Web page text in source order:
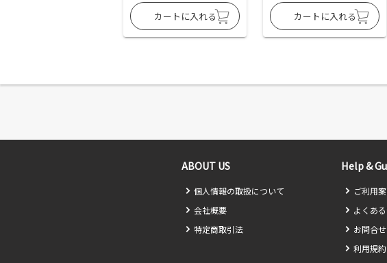
ABOUT US
個人情報の取扱について
会社概要
特定商取引法
Help &
ご利用
よくあ
お問合せ
利用規約